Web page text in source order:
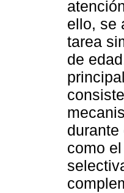
ello, se
tarea
de
como